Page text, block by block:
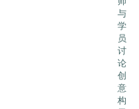
与
学
员
讨
论
创
意
构